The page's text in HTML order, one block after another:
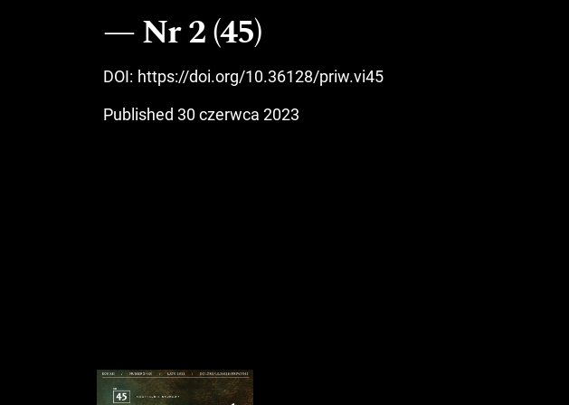
Nr 2 (45)
DOI: https://doi.org/10.36128/priw.vi45
Published 30 czerwca 2023